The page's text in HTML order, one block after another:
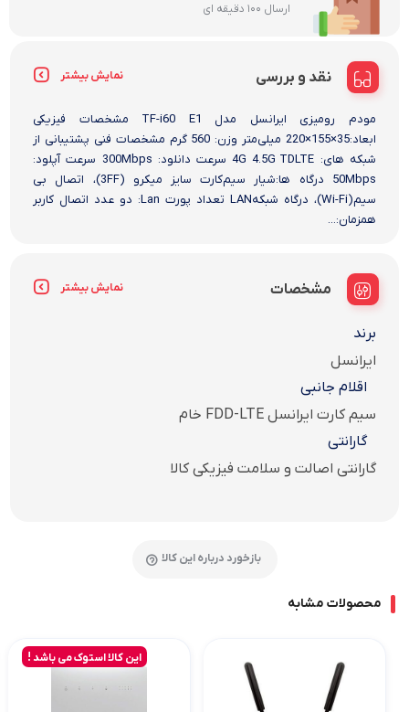
ارسال 100 دقیقه ای
نقد و بررسی نمایش بیشتر
مودم رومیزی ایرانسل مدل TF-i60 E1 مشخصات فیزیکی
ابعاد:35×155×220 میلی‌متر وزن: 560 گرم مشخصات فنی پشتیبانی از
شبکه های: 4G 4.5G TDLTE سرعت دانلود: 300Mbps سرعت آپلود:
50Mbps درگاه ها:شیار سیم‌کارت سایز میکرو (3FF)، اتصال بی
سیم(Wi-Fi)،­ درگاه شبکهLAN تعداد پورت Lan: دو عدد اتصال کاربر
همزمان:...
مشخصات نمایش بیشتر
برند
ایرانسل
اقلام جانبی
سیم کارت ایرانسل FDD-LTE خام
گارانتی
گارانتی اصالت و سلامت فیزیکی کالا
بازخورد درباره این کالا
محصولات مشابه
این کالا استوک می باشد !